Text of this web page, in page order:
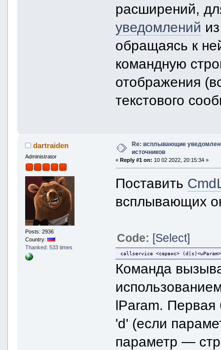
расширений,
уведомлений
обращаясь к
командную
отображения
текстового
dartraiden
Administrator
Posts: 2936
Country:
Thanked: 533 times
Re: всплывающие
источников
«Reply #1 on: 10 02 2022, 20:15:34 »
Поставить
всплывающих
Code: [Select]
callservice <сервис>
Команда
lParam. Первая
'd' (если
параметр —